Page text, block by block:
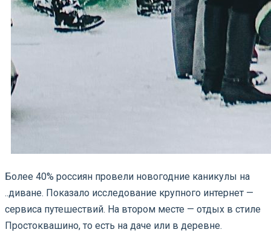
Более 40% россиян провели новогодние каникулы на
..диване. Показало исследование крупного интернет —
сервиса путешествий. На втором месте — отдых в стиле
Простоквашино, то есть на даче или в деревне.